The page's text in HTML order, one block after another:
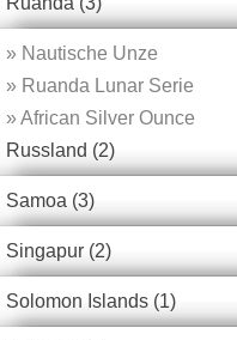
» Nautische Unze
» Ruanda Lunar Serie
»African Silver Ounce
Russland (2)
Samoa (3)
Singapur (2)
Solomon Islands (1)